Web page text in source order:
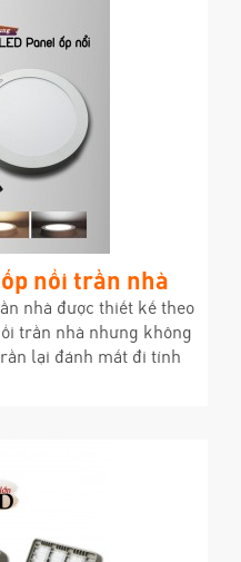
nổi trần nhà
nhà được thiết kế theo
trần nhà nhưng không
lại đánh mất đi tính